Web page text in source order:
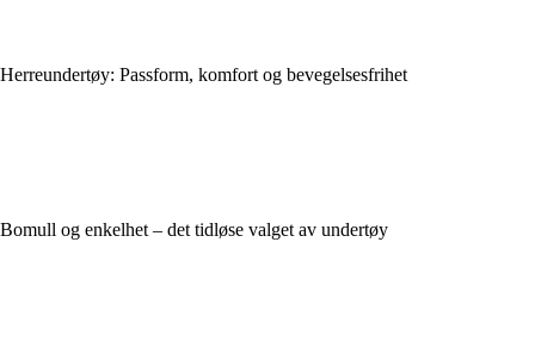
Herreundertøy: Passform, komfort og bevegelsesfrihet
Bomull og enkelhet – det tidløse valget av undertøy